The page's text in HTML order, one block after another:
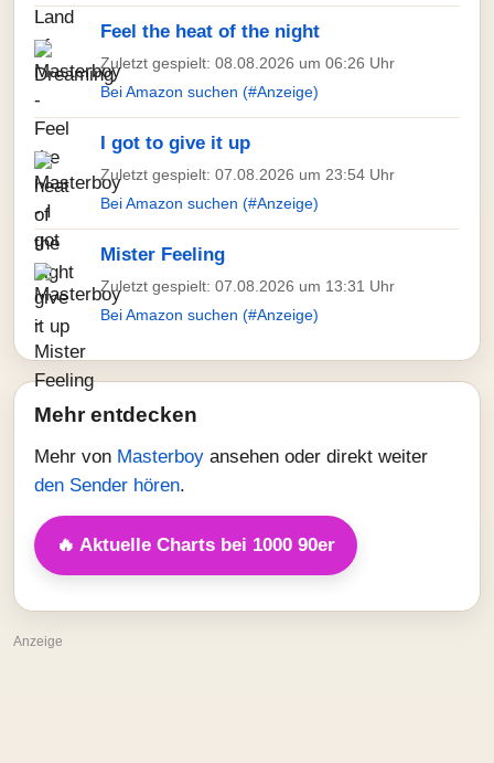
Feel the heat of the night
Zuletzt gespielt: 08.08.2026 um 06:26 Uhr
Bei Amazon suchen (#Anzeige)
I got to give it up
Zuletzt gespielt: 07.08.2026 um 23:54 Uhr
Bei Amazon suchen (#Anzeige)
Mister Feeling
Zuletzt gespielt: 07.08.2026 um 13:31 Uhr
Bei Amazon suchen (#Anzeige)
Mehr entdecken
Mehr von Masterboy ansehen oder direkt weiter
den Sender hören.
🔥 Aktuelle Charts bei 1000 90er
Anzeige